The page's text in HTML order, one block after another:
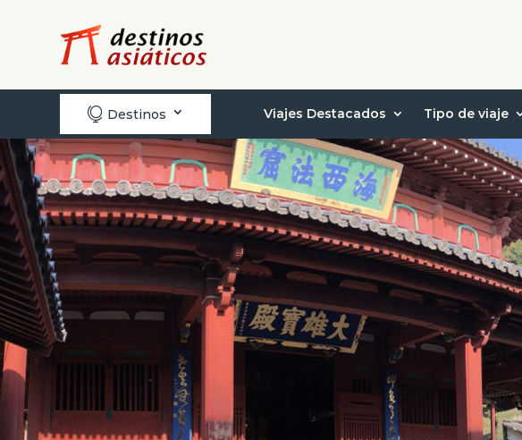
 Destinos Viajes Destacados Tipo de viaje